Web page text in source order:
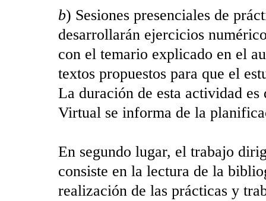
b) Sesiones presenciales de
desarrollarán ejercicios
con el temario explicado en el
textos propuestos para que el
La duración de esta actividad es
Virtual se informa de la
En segundo lugar, el trabajo
consiste en la lectura de la
realización de las prácticas y